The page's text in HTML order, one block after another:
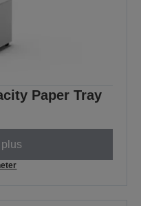
Paper Tray